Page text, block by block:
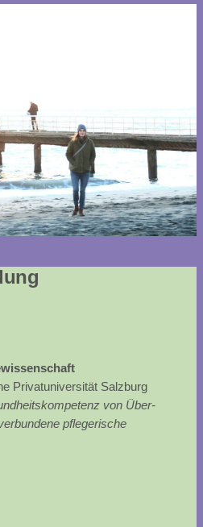
Privatuniversität Salzburg
von Über-
pflegerische